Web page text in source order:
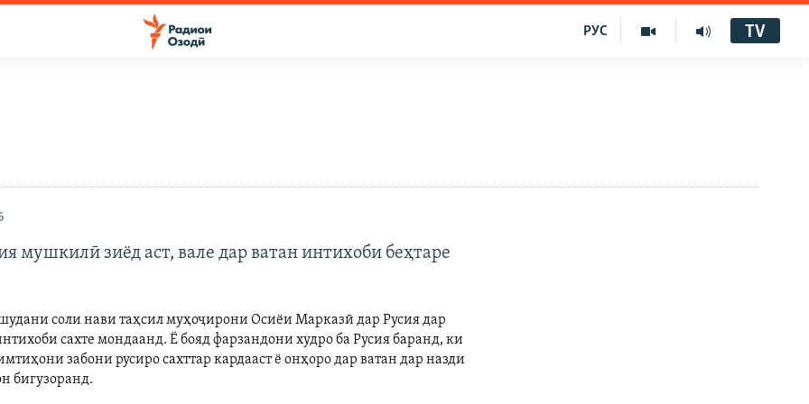
РУС TV
мушкилӣ зиёд аст, вале дар ватан интихоби беҳтаре
соли нави таҳсил муҳоҷирони Осиёи Марказӣ дар Русия дар
сахте мондаанд. Ё бояд фарзандони худро ба Русия баранд, ки
забони русиро сахттар кардааст ё онҳоро дар ватан дар назди
бигузоранд.